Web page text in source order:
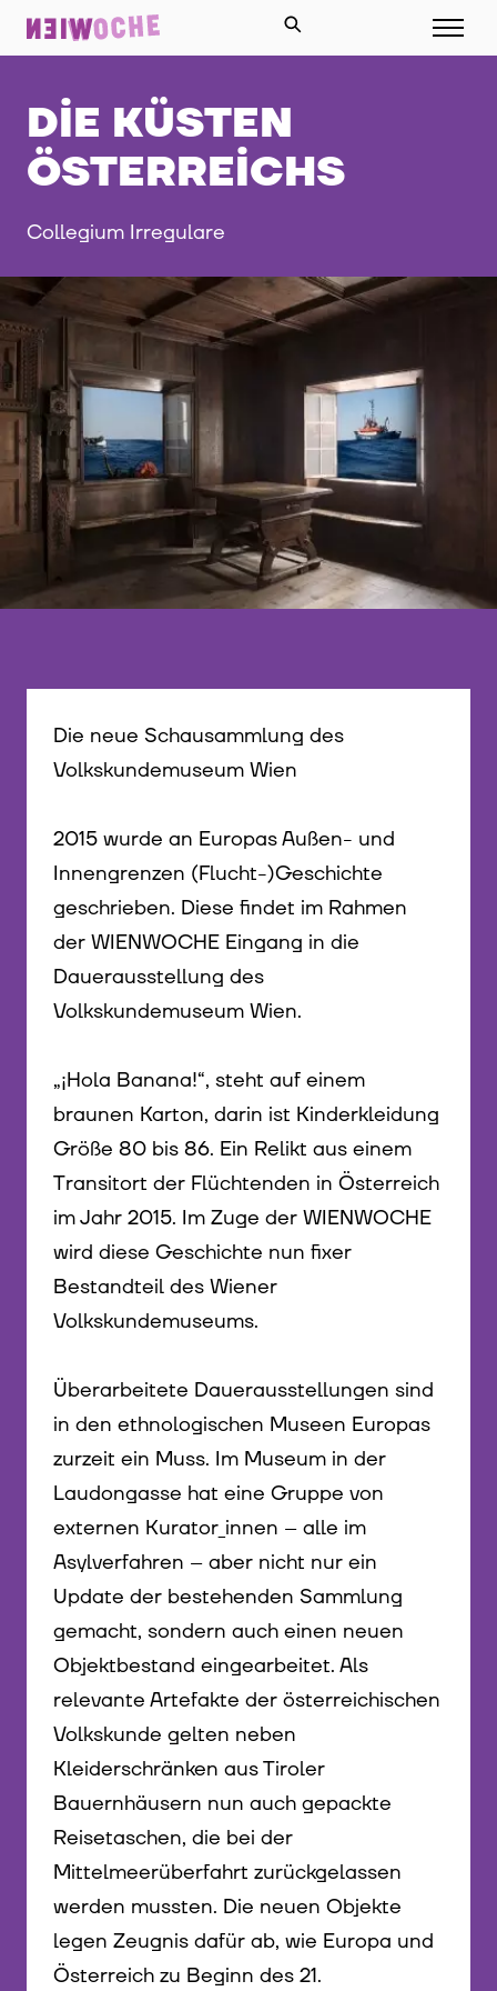
DIE KÜSTEN
ÖSTERREICHS
Collegium Irregulare
Die neue Schausammlung des
Volkskundemuseum Wien
2015 wurde an Europas Außen- und
Innengrenzen (Flucht-)Geschichte
geschrieben. Diese findet im Rahmen
der WIENWOCHE Eingang in die
Dauerausstellung des
Volkskundemuseum Wien.
„¡Hola Banana!“, steht auf einem
braunen Karton, darin ist Kinderkleidung
Größe 80 bis 86. Ein Relikt aus einem
Transitort der Flüchtenden in Österreich
im Jahr 2015. Im Zuge der WIENWOCHE
wird diese Geschichte nun fixer
Bestandteil des Wiener
Volkskundemuseums.
Überarbeitete Dauerausstellungen sind
in den ethnologischen Museen Europas
zurzeit ein Muss. Im Museum in der
Laudongasse hat eine Gruppe von
externen Kurator_innen – alle im
Asylverfahren – aber nicht nur ein
Update der bestehenden Sammlung
gemacht, sondern auch einen neuen
Objektbestand eingearbeitet. Als
relevante Artefakte der österreichischen
Volkskunde gelten neben
Kleiderschränken aus Tiroler
Bauernhäusern nun auch gepackte
Reisetaschen, die bei der
Mittelmeerüberfahrt zurückgelassen
werden mussten. Die neuen Objekte
legen Zeugnis dafür ab, wie Europa und
Österreich zu Beginn des 21.